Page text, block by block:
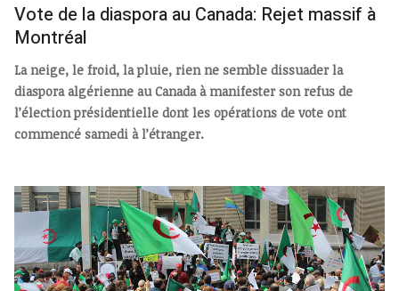
Vote de la diaspora au Canada: Rejet massif à
Montréal
La neige, le froid, la pluie, rien ne semble dissuader la
diaspora algérienne au Canada à manifester son refus de
l’élection présidentielle dont les opérations de vote ont
commencé samedi à l’étranger.